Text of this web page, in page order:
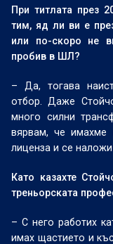
При титлата през
тим, яд ли ви е
или по-скоро не
пробив в ШЛ?
– Да, тогава
отбор. Даже
много силни
вярвам, че
лиценза и се
Като казахте
треньорската
– С него работих
имах щастието и